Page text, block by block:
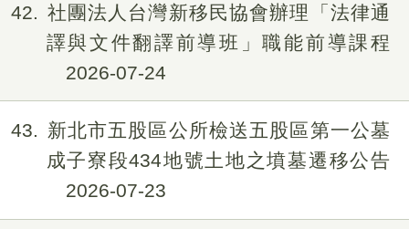
42
社團法人台灣新移民協會辦理「法律通
譯與文件翻譯前導班」職能前導課程
2026-07-24
43
新北市五股區公所檢送五股區第一公墓
成子寮段434地號土地之墳墓遷移公告
2026-07-23